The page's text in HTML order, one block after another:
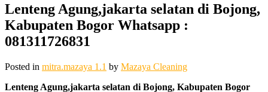
Lenteng Agung,jakarta selatan di Bojong,
Kabupaten Bogor Whatsapp :
081311726831
Posted in mitra.mazaya 1.1 by Mazaya Cleaning
Lenteng Agung,jakarta selatan di Bojong, Kabupaten Bogor